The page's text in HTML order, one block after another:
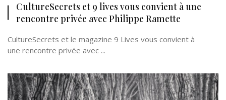
CultureSecrets et 9 lives vous convient à une
rencontre privée avec Philippe Ramette
CultureSecrets et le magazine 9 Lives vous convient à
une rencontre privée avec ...